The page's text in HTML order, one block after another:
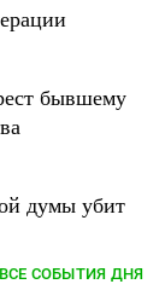
бывшему
думы убит
ВСЕ СОБЫТИЯ ДНЯ